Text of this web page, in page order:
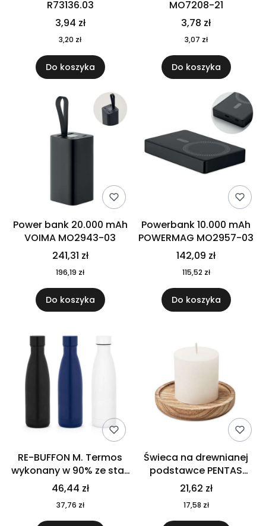
R73136.03
3,94 zł
3,20 zł
Do koszyka
MO7208-21
3,78 zł
3,07 zł
Do koszyka
Power bank 20.000 mAh
VOIMA MO2943-03
241,31 zł
196,19 zł
Do koszyka
Powerbank 10.000 mAh
POWERMAG MO2957-03
142,09 zł
115,52 zł
Do koszyka
RE-BUFFON M. Termos
wykonany w 90% ze stali
nierdzewnej
pochodzącej z
recyklingu 520 ml 94294
46,44 zł
37,76 zł
Świeca na drewnianej
podstawce PENTAS
MO6282-40
21,62 zł
17,58 zł